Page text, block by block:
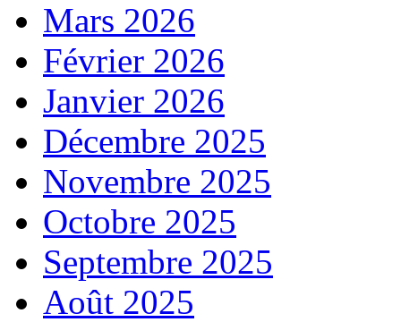
Mars 2026
Février 2026
Janvier 2026
Décembre 2025
Novembre 2025
Octobre 2025
Septembre 2025
Août 2025